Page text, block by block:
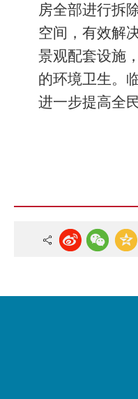
房全部进行拆
空间，有效解
景观配套设施
的环境卫生。
进一步提高全